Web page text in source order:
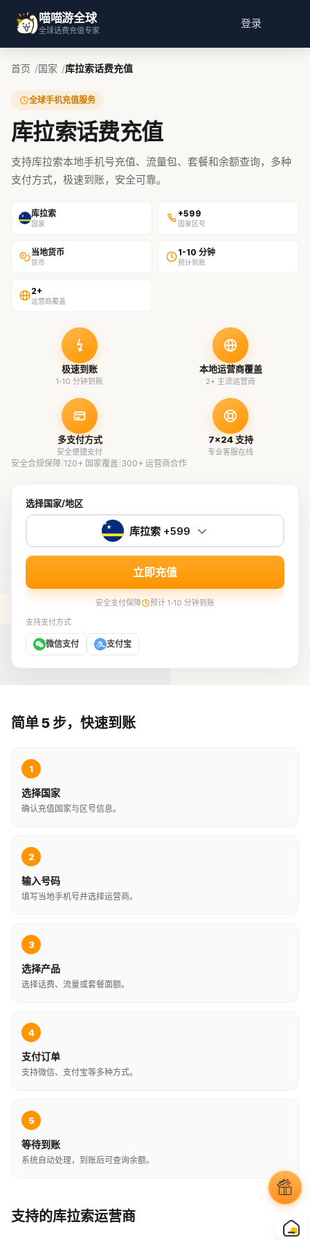
喵喵游全球
全球话费充值专家
登录
首页 国家 库拉索话费充值
全球手机充值服务
库拉索话费充值
支持库拉索本地手机号充值、流量包、套餐和余额查询，多种
支付方式，极速到账，安全可靠。
库拉索
国家
+599
国家区号
当地货币
货币
1-10 分钟
预计到账
2+
运营商覆盖
极速到账
1-10 分钟到账
本地运营商覆盖
2+ 主流运营商
多支付方式
安全便捷支付
7×24 支持
专业客服在线
安全合规保障 120+ 国家覆盖 300+ 运营商合作
选择国家/地区
库拉索 +599
立即充值
安全支付保障
预计 1-10 分钟到账
支持支付方式
微信支付 支付宝
简单 5 步，快速到账
1
选择国家
确认充值国家与区号信息。
2
输入号码
填写当地手机号并选择运营商。
3
选择产品
选择话费、流量或套餐面额。
4
支付订单
支持微信、支付宝等多种方式。
5
等待到账
系统自动处理，到账后可查询余额。
支持的库拉索运营商